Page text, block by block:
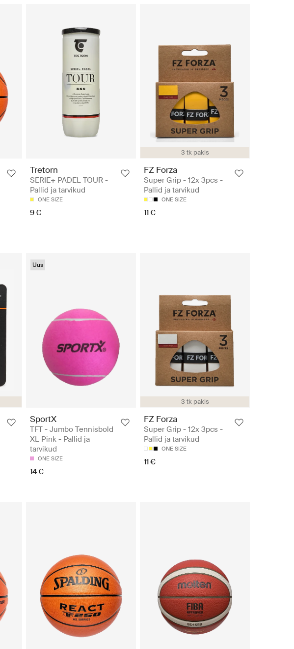
Tretorn
SERIE+ PADEL TOUR -
Pallid ja tarvikud
ONE SIZE
9 €
3 tk pakis
FZ Forza
Super Grip - 12x 3pcs -
Pallid ja tarvikud
ONE SIZE
11 €
Uus
SportX
TFT - Jumbo Tennisbold
XL Pink - Pallid ja
tarvikud
ONE SIZE
14 €
3 tk pakis
FZ Forza
Super Grip - 12x 3pcs -
Pallid ja tarvikud
ONE SIZE
11 €